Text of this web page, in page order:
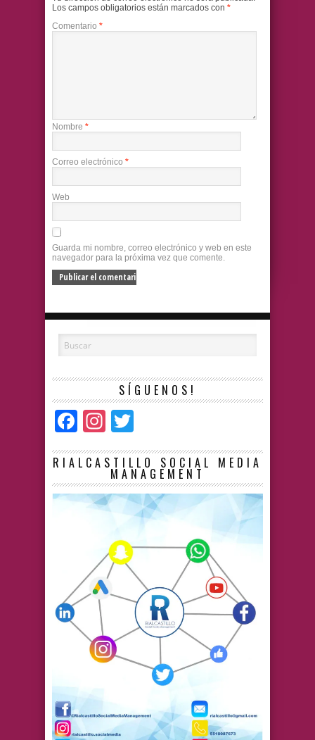
Los campos obligatorios están marcados con *
Comentario *
Nombre *
Correo electrónico *
Web
Guarda mi nombre, correo electrónico y web en este
navegador para la próxima vez que comente.
SÍGUENOS!
Facebook
Instagram
RIALCASTILLO SOCIAL MEDIA
MANAGEMENT